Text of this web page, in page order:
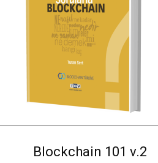
Blockchain 101 v.2